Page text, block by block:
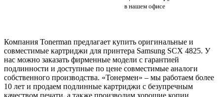
в нашем офисе
Компания Tonerman предлагает купить оригинальные и
совместимые картриджи для принтера Samsung SCX 4825. У
нас можно заказать фирменные модели с гарантией
подлинности и доступные по цене совместимые аналоги
собственного производства. «Тонермен» – мы работаем более
10 лет и продаем подлинные картриджи с безупречным
качеством печати, а также производим хорошие копии